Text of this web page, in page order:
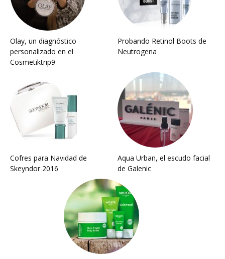
Olay, un diagnóstico
personalizado en el
Cosmetiktrip9
Probando Retinol Boots de
Neutrogena
Cofres para Navidad de
Skeyndor 2016
Aqua Urban, el escudo facial
de Galenic